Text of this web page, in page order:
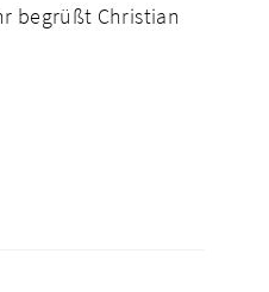
begrüßt Christian